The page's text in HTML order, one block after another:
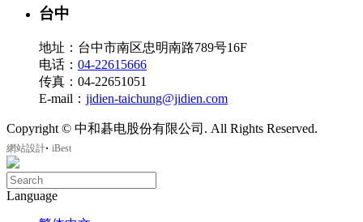
台中
地址：台中市南区忠明南路789号16F
电话： 04-22615666
传真：04-22651051
E-mail： jidien-taichung@jidien.com
Copyright © 中和碁电股份有限公司. All Rights Reserved.
網站設計‧ iBest
Language